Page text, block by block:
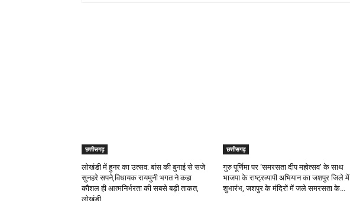
छत्तीसगढ़
लोखंडी में हुनर का उत्सव: बांस की बुनाई से सजे
सुनहरे सपने,विधायक रायमुनी भगत ने कहा
कौशल ही आत्मनिर्भरता की सबसे बड़ी ताकत,
लोखंडी...
छत्तीसगढ़
गुरु पूर्णिमा पर ‘समरसता दीप महोत्सव’ के साथ
भाजपा के राष्ट्रव्यापी अभियान का जशपुर जिले में
शुभारंभ, जशपुर के मंदिरों में जले समरसता के...